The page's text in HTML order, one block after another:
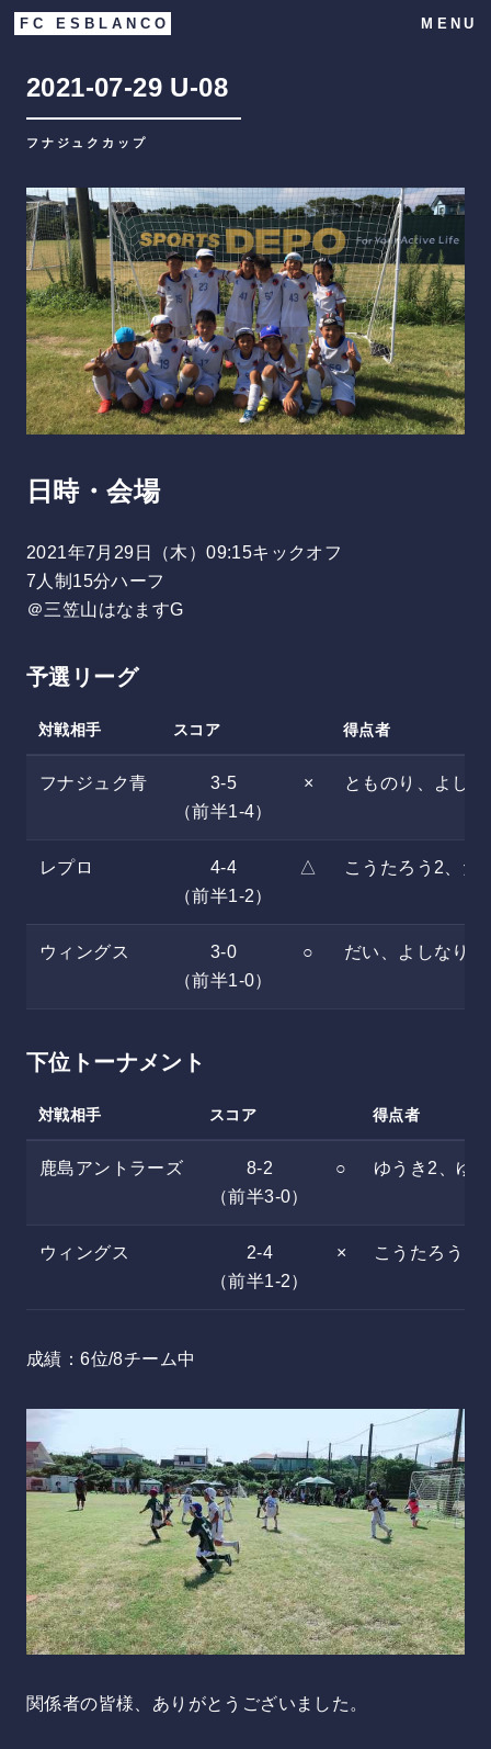
FC ESBLANCO MENU
2021-07-29 U-08
フナジュクカップ
日時・会場
2021年7月29日（木）09:15キックオフ
7人制15分ハーフ
＠三笠山はなますG
予選リーグ
対戦相手 スコア 得点者
フナジュク青
3-5
（前半1-4）
× とものり、よし
レプロ
4-4
（前半1-2）
△ こうたろう2、た
ウィングス
3-0
（前半1-0）
○ だい、よしなり
下位トーナメント
対戦相手 スコア 得点者
鹿島アントラーズ
8-2
（前半3-0）
○ ゆうき2、ゆ
ウィングス
2-4
（前半1-2）
× こうたろう、
成績：6位/8チーム中
関係者の皆様、ありがとうございました。